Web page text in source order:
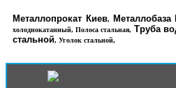
Металлопрокат Киев, Металлобаза
холоднокатанный,Полоса стальная, Труба
стальной, Уголок стальной,